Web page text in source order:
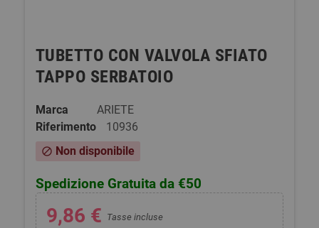
TUBETTO CON VALVOLA SFIATO
TAPPO SERBATOIO
Marca
ARIETE
Riferimento
10936
block Non disponibile
Spedizione Gratuita da €50
9,86 € Tasse incluse